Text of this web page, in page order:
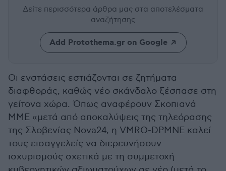
Δείτε περισσότερα άρθρα μας στα αποτελέσματα
αναζήτησης
Add Protothema.gr on Google
Οι ενστάσεις εστιάζονται σε ζητήματα
διαφθοράς, καθώς νέο σκάνδαλο ξέσπασε στη
γείτονα χώρα. Όπως αναφέρουν Σκοπιανά
ΜΜΕ «μετά από αποκαλύψεις της τηλεόρασης
της Σλοβενίας Nova24, η VMRO-DPMNE καλεί
τους εισαγγελείς να διερευνήσουν
ισχυρισμούς σχετικά με τη συμμετοχή